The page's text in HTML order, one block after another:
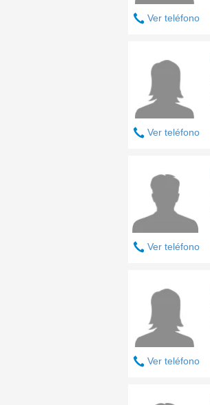
Ver teléfono
Ver teléfono
Ver teléfono
Ver teléfono